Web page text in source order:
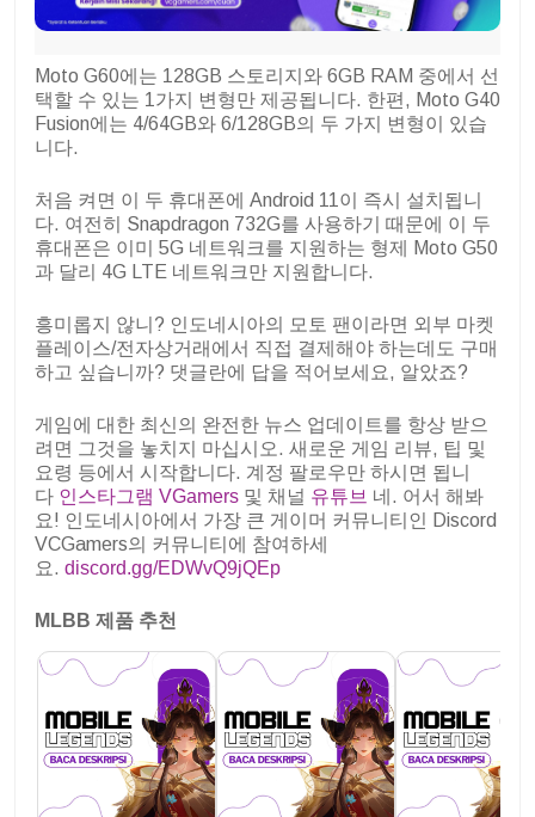
Moto G60에는 128GB 스토리지와 6GB RAM 중에서 선
택할 수 있는 1가지 변형만 제공됩니다. 한편, Moto G40
Fusion에는 4/64GB와 6/128GB의 두 가지 변형이 있습
니다.
처음 켜면 이 두 휴대폰에 Android 11이 즉시 설치됩니
다. 여전히 Snapdragon 732G를 사용하기 때문에 이 두
휴대폰은 이미 5G 네트워크를 지원하는 형제 Moto G50
과 달리 4G LTE 네트워크만 지원합니다.
흥미롭지 않니? 인도네시아의 모토 팬이라면 외부 마켓
플레이스/전자상거래에서 직접 결제해야 하는데도 구매
하고 싶습니까? 댓글란에 답을 적어보세요, 알았죠?
게임에 대한 최신의 완전한 뉴스 업데이트를 항상 받으
려면 그것을 놓치지 마십시오. 새로운 게임 리뷰, 팁 및
요령 등에서 시작합니다. 계정 팔로우만 하시면 됩니
다 인스타그램 VGamers 및 채널 유튜브 네. 어서 해봐
요! 인도네시아에서 가장 큰 게이머 커뮤니티인 Discord
VCGamers의 커뮤니티에 참여하세
요. discord.gg/EDWvQ9jQEp
MLBB 제품 추천